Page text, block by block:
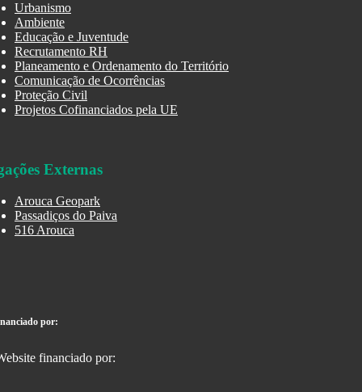
Urbanismo
Ambiente
Educação e Juventude
Recrutamento RH
Planeamento e Ordenamento do Território
Comunicação de Ocorrências
Proteção Civil
Projetos Cofinanciados pela UE
Externas
Arouca Geopark
Passadiços do Paiva
516 Arouca
por: